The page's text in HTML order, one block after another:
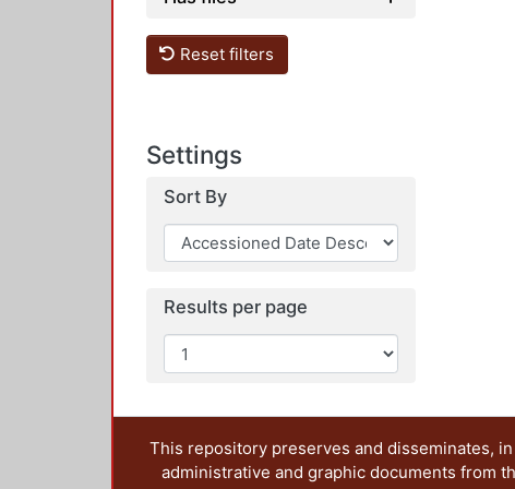
Reset filters
Settings
Sort By
Results per page
This repository preserves and disseminates,
administrative and graphic documents from